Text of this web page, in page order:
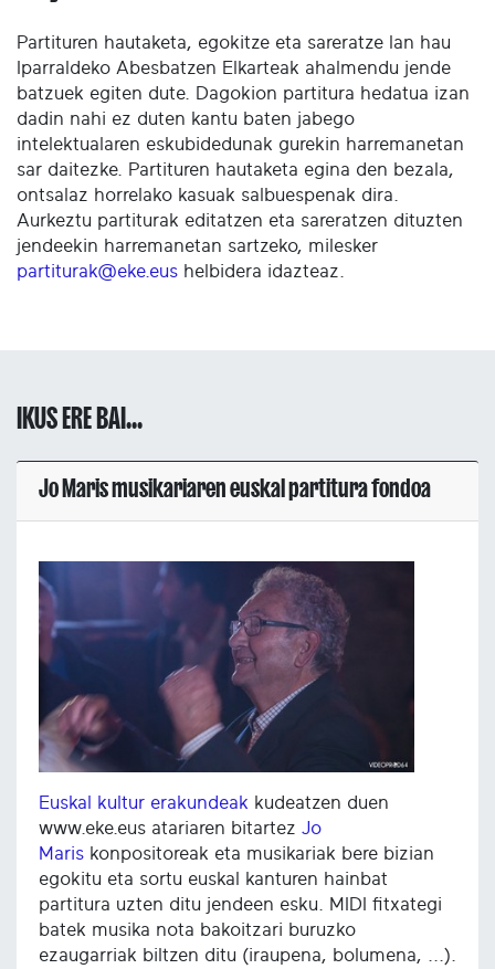
Partituren hautaketa, egokitze eta sareratze lan hau
Iparraldeko Abesbatzen Elkarteak ahalmendu jende
batzuek egiten dute. Dagokion partitura hedatua izan
dadin nahi ez duten kantu baten jabego
intelektualaren eskubidedunak gurekin harremanetan
sar daitezke. Partituren hautaketa egina den bezala,
ontsalaz horrelako kasuak salbuespenak dira.
Aurkeztu partiturak editatzen eta sareratzen dituzten
jendeekin harremanetan sartzeko, milesker
partiturak@eke.eus helbidera idazteaz.
IKUS ERE BAI...
Jo Maris musikariaren euskal partitura fondoa
Euskal kultur erakundeak kudeatzen duen
www.eke.eus atariaren bitartez Jo
Maris konpositoreak eta musikariak bere bizian
egokitu eta sortu euskal kanturen hainbat
partitura uzten ditu jendeen esku. MIDI fitxategi
batek musika nota bakoitzari buruzko
ezaugarriak biltzen ditu (iraupena, bolumena, ...).